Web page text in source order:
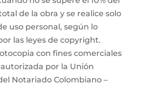
de la obra y se realice solo
uso personal, según lo
las leyes de copyright.
con fines comerciales
por la Unión
Notariado Colombiano –